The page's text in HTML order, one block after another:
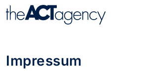
Impressum